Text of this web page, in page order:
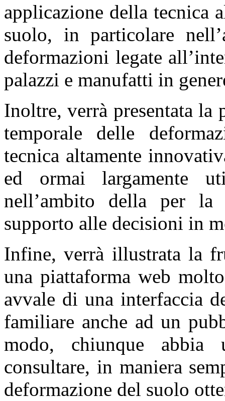
applicazione della tecnica
suolo, in particolare
deformazioni legate
palazzi e manufatti in
Inoltre, verrà presentata la
temporale delle
tecnica altamente
ed ormai largamente
nell’ambito della per
supporto alle decisioni in
Infine, verrà illustrata la
una piattaforma web
avvale di una interfaccia
familiare anche ad un
modo, chiunque abbia
consultare, in maniera
deformazione del suolo